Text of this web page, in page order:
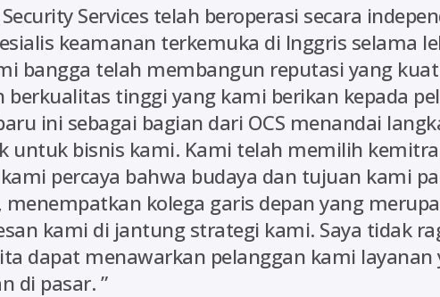
Services telah beroperasi secara
keamanan terkemuka di Inggris selama
bangga telah membangun reputasi yang
berkualitas tinggi yang kami berikan kepada
ini sebagai bagian dari OCS menandai
untuk bisnis kami. Kami telah memilih
percaya bahwa budaya dan tujuan kami
menempatkan kolega garis depan yang
kami di jantung strategi kami. Saya tidak
dapat menawarkan pelanggan kami layanan
di pasar. ”